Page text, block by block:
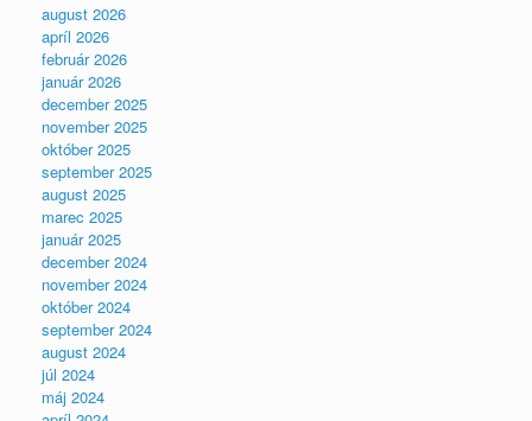
august 2026
apríl 2026
február 2026
január 2026
december 2025
november 2025
október 2025
september 2025
august 2025
marec 2025
január 2025
december 2024
november 2024
október 2024
september 2024
august 2024
júl 2024
máj 2024